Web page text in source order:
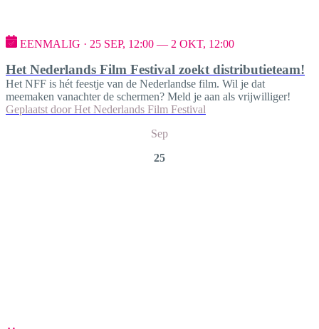
EENMALIG · 25 SEP, 12:00 — 2 OKT, 12:00
Het Nederlands Film Festival zoekt distributieteam!
Het NFF is hét feestje van de Nederlandse film. Wil je dat
meemaken vanachter de schermen? Meld je aan als vrijwilliger!
Geplaatst door Het Nederlands Film Festival
Sep
25